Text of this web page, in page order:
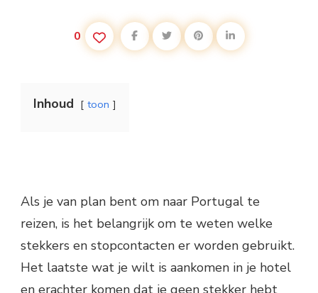
0
Inhoud toon
Als je van plan bent om naar Portugal te
reizen, is het belangrijk om te weten welke
stekkers en stopcontacten er worden gebruikt.
Het laatste wat je wilt is aankomen in je hotel